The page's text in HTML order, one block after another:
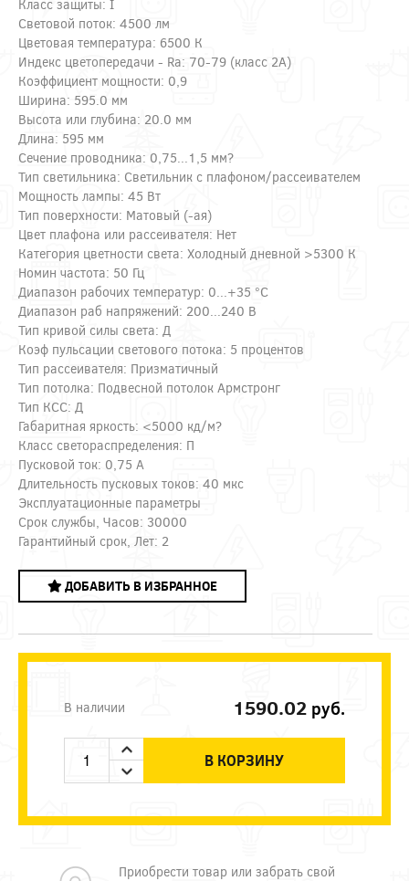
Класс защиты: I
Световой поток: 4500 лм
Цветовая температура: 6500 К
Индекс цветопередачи - Ra: 70-79 (класс 2A)
Коэффициент мощности: 0,9
Ширина: 595.0 мм
Высота или глубина: 20.0 мм
Длина: 595 мм
Сечение проводника: 0,75...1,5 мм?
Тип светильника: Светильник с плафоном/рассеивателем
Мощность лампы: 45 Вт
Тип поверхности: Матовый (-ая)
Цвет плафона или рассеивателя: Нет
Категория цветности света: Холодный дневной >5300 К
Номин частота: 50 Гц
Диапазон рабочих температур: 0...+35 °C
Диапазон раб напряжений: 200...240 В
Тип кривой силы света: Д
Коэф пульсации светового потока: 5 процентов
Тип рассеивателя: Призматичный
Тип потолка: Подвесной потолок Армстронг
Тип КСС: Д
Габаритная яркость: <5000 кд/м?
Класс светораспределения: П
Пусковой ток: 0,75 А
Длительность пусковых токов: 40 мкс
Эксплуатационные параметры
Срок службы, Часов: 30000
Гарантийный срок, Лет: 2
ДОБАВИТЬ В ИЗБРАННОЕ
В наличии 1590.02 руб.
В КОРЗИНУ
Приобрести товар или забрать свой